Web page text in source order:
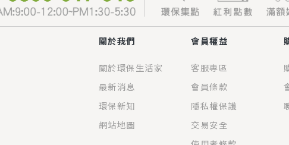
關於我們
關於環保生活家
最新消息
環保新知
網站地圖
會員權益
客服專區
會員條款
隱私權保護
交易安全